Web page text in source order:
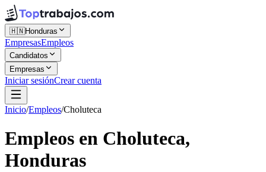
🇭🇳Honduras
EmpresasEmpleos
Candidatos
Empresas
Iniciar sesiónCrear cuenta
Inicio/Empleos/Choluteca
Empleos en Choluteca,
Honduras